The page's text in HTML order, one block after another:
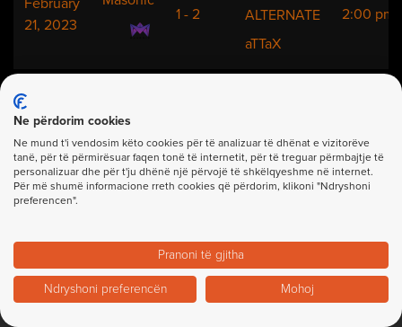
February
21, 2023
1 - 2
ALTERNATE
aTTaX
2:00 pm
© 2023, Gjirafagg Team|Privacy Policy
All Rights Reserved.
Ne përdorim cookies
Ne mund t'i vendosim këto cookies për të analizuar të dhënat e vizitorëve
tanë, për të përmirësuar faqen tonë të internetit, për të treguar përmbajtje të
personalizuar dhe për t'ju dhënë një përvojë të shkëlqyeshme në internet.
Për më shumë informacione rreth cookies që përdorim, klikoni "Ndryshoni
preferencen".
Pranoni të gjitha
Ndryshoni preferencën Mohoj